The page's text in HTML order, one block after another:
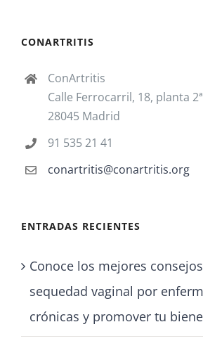
CONARTRITIS
ConArtritis
Calle Ferrocarril, 18, planta
28045 Madrid
91 535 21 41
conartritis@conartritis.org
ENTRADAS RECIENTES
Conoce los mejores
sequedad vaginal por
crónicas y promover tu